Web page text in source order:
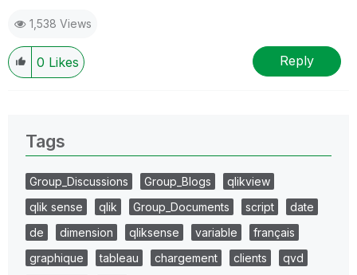
1,538 Views
0 Likes Reply
Tags
Group_Discussions Group_Blogs
qlikview
qlik sense
qlik Group_Documents script
date
de
dimension qliksense variable
français
graphique
tableau chargement clients
qvd